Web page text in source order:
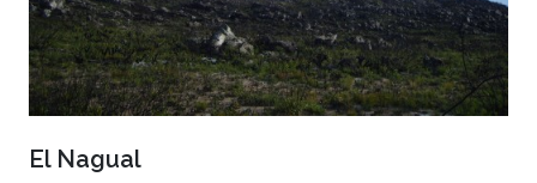
El Nagual